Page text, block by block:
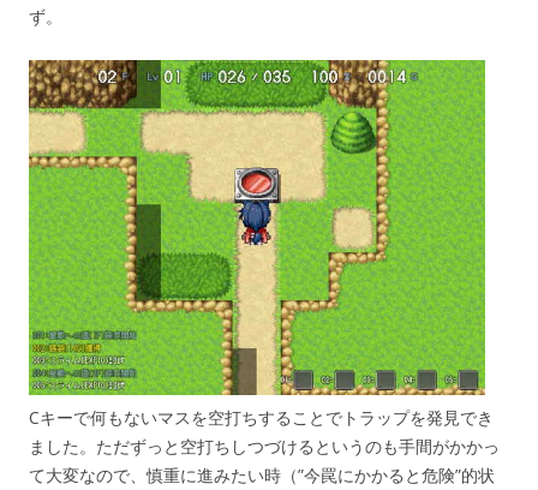
ず。
Cキーで何もないマスを空打ちすることでトラップを発見でき
ました。ただずっと空打ちしつづけるというのも手間がかかっ
て大変なので、慎重に進みたい時（”今罠にかかると危険”的状